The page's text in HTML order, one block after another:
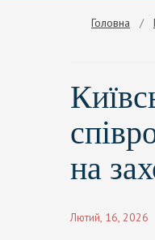
Головна /
на
Лютий, 16, 2026